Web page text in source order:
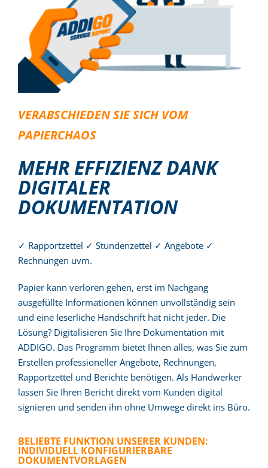
VERABSCHIEDEN SIE SICH VOM
PAPIERCHAOS
MEHR EFFIZIENZ DANK
DIGITALER
DOKUMENTATION
✓ Rapportzettel ✓ Stundenzettel ✓ Angebote ✓
Rechnungen uvm.
Papier kann verloren gehen, erst im Nachgang
ausgefüllte Informationen können unvollständig sein
und eine leserliche Handschrift hat nicht jeder. Die
Lösung? Digitalisieren Sie Ihre Dokumentation mit
ADDIGO. Das Programm bietet Ihnen alles, was Sie zum
Erstellen professioneller Angebote, Rechnungen,
Rapportzettel und Berichte benötigen. Als Handwerker
lassen Sie Ihren Bericht direkt vom Kunden digital
signieren und senden ihn ohne Umwege direkt ins Büro.
BELIEBTE FUNKTION UNSERER KUNDEN:
INDIVIDUELL KONFIGURIERBARE
DOKUMENTVORLAGEN